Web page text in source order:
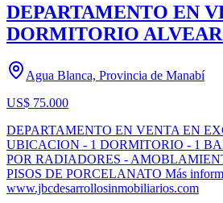
DEPARTAMENTO EN
DORMITORIO ALVEAR
Agua Blanca, Provincia de Manabí
US$ 75.000
DEPARTAMENTO EN VENTA EN
UBICACION - 1 DORMITORIO - 1
POR RADIADORES -
PISOS DE PORCELANATO Más
www.jbcdesarrollosinmobiliarios.com